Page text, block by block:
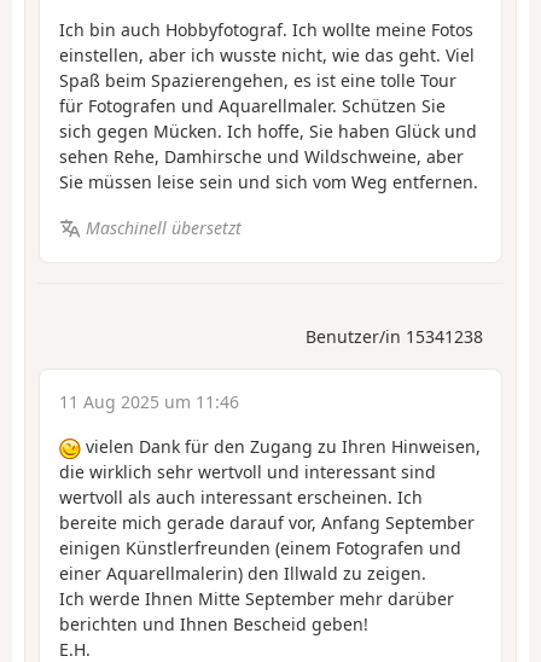
Ich bin auch Hobbyfotograf. Ich wollte meine Fotos
einstellen, aber ich wusste nicht, wie das geht. Viel
Spaß beim Spazierengehen, es ist eine tolle Tour
für Fotografen und Aquarellmaler. Schützen Sie
sich gegen Mücken. Ich hoffe, Sie haben Glück und
sehen Rehe, Damhirsche und Wildschweine, aber
Sie müssen leise sein und sich vom Weg entfernen.
Maschinell übersetzt
Benutzer/in 15341238
11 Aug 2025 um 11:46
vielen Dank für den Zugang zu Ihren Hinweisen,
die wirklich sehr wertvoll und interessant sind
wertvoll als auch interessant erscheinen. Ich
bereite mich gerade darauf vor, Anfang September
einigen Künstlerfreunden (einem Fotografen und
einer Aquarellmalerin) den Illwald zu zeigen.
Ich werde Ihnen Mitte September mehr darüber
berichten und Ihnen Bescheid geben!
E.H.